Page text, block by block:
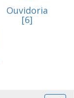
Ouvidoria
[6]